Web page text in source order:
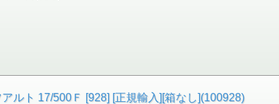
ルト 17/500Ｆ [928] [正規輸入][箱なし](100928)